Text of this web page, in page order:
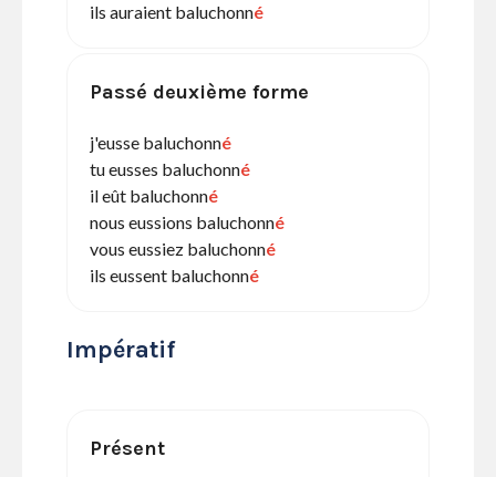
ils auraient baluchonné
Passé deuxième forme
j'eusse baluchonné
tu eusses baluchonné
il eût baluchonné
nous eussions baluchonné
vous eussiez baluchonné
ils eussent baluchonné
Impératif
Présent